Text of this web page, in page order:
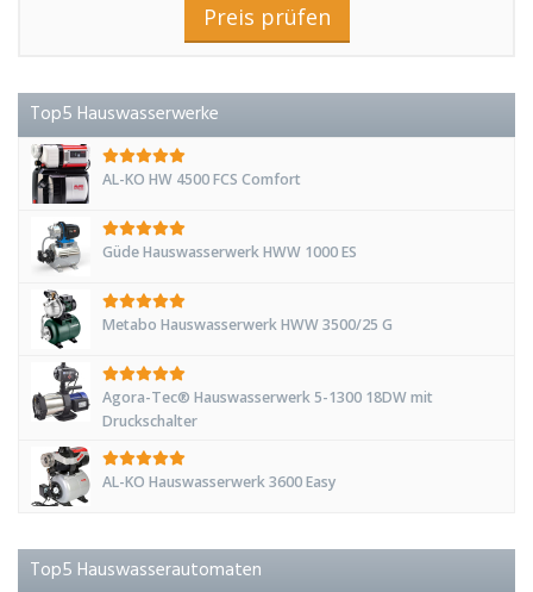
Preis prüfen
Top5 Hauswasserwerke
AL-KO HW 4500 FCS Comfort
Güde Hauswasserwerk HWW 1000 ES
Metabo Hauswasserwerk HWW 3500/25 G
Agora-Tec® Hauswasserwerk 5-1300 18DW mit
Druckschalter
AL-KO Hauswasserwerk 3600 Easy
Top5 Hauswasserautomaten